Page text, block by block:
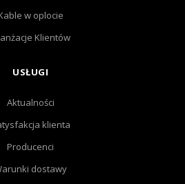
w oplocie
Klientów
USŁUGI
Aktualności
klienta
Producenci
dostawy